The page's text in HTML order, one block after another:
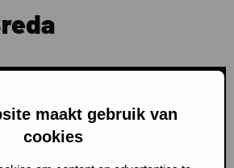
maakt gebruik van
cookies